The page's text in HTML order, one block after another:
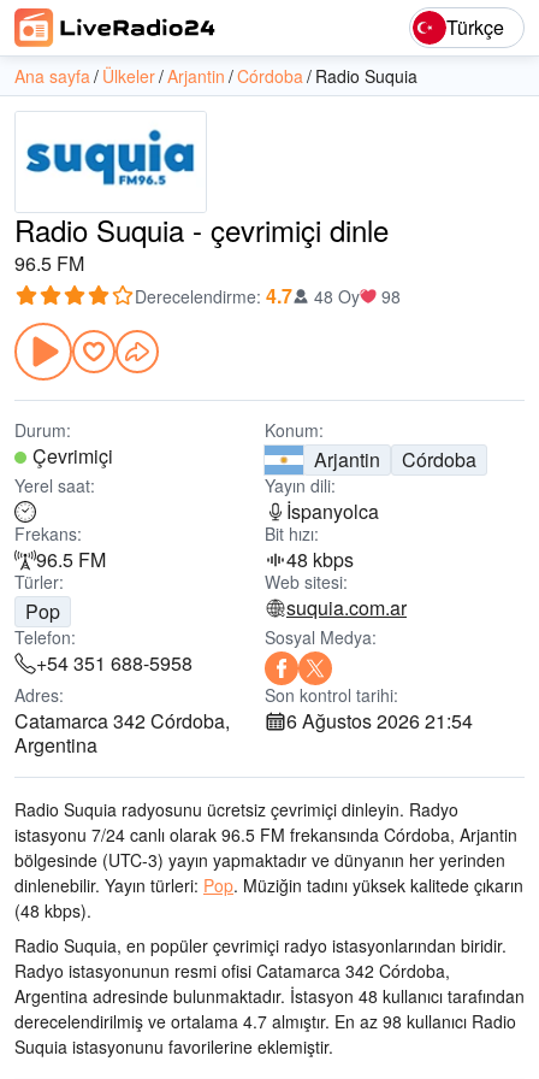
Türkçe
Ana sayfa Ülkeler Arjantin Córdoba Radio Suquia
Radio Suquia - çevrimiçi dinle
96.5 FM
Derecelendirme: 4.7 48 Oy 98
Durum:
Çevrimiçi
Konum:
Arjantin Córdoba
Yerel saat: Yayın dili:
İspanyolca
Frekans:
96.5 FM
Bit hızı:
48 kbps
Türler:
Pop
Web sitesi:
suquia.com.ar
Telefon:
+54 351 688-5958
Sosyal Medya:
Adres:
Catamarca 342 Córdoba,
Argentina
Son kontrol tarihi:
6 Ağustos 2026 21:54
Radio Suquia radyosunu ücretsiz çevrimiçi dinleyin. Radyo
istasyonu 7/24 canlı olarak 96.5 FM frekansında Córdoba, Arjantin
bölgesinde (UTC-3) yayın yapmaktadır ve dünyanın her yerinden
dinlenebilir. Yayın türleri: Pop. Müziğin tadını yüksek kalitede çıkarın
(48 kbps).
Radio Suquia, en popüler çevrimiçi radyo istasyonlarından biridir.
Radyo istasyonunun resmi ofisi Catamarca 342 Córdoba,
Argentina adresinde bulunmaktadır. İstasyon 48 kullanıcı tarafından
derecelendirilmiş ve ortalama 4.7 almıştır. En az 98 kullanıcı Radio
Suquia istasyonunu favorilerine eklemiştir.